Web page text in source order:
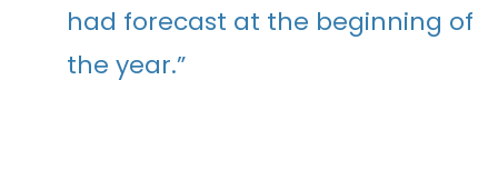
had forecast at the beginning of
the year.”